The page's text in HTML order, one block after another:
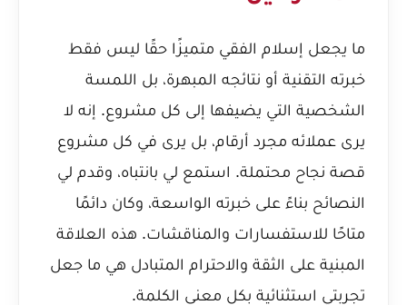
ما يجعل إسلام الفقي متميزًا حقًا ليس فقط
خبرته التقنية أو نتائجه المبهرة، بل اللمسة
الشخصية التي يضيفها إلى كل مشروع. إنه لا
يرى عملائه مجرد أرقام، بل يرى في كل مشروع
قصة نجاح محتملة. استمع لي بانتباه، وقدم لي
النصائح بناءً على خبرته الواسعة، وكان دائمًا
متاحًا للاستفسارات والمناقشات. هذه العلاقة
المبنية على الثقة والاحترام المتبادل هي ما جعل
تجربتي استثنائية بكل معنى الكلمة.